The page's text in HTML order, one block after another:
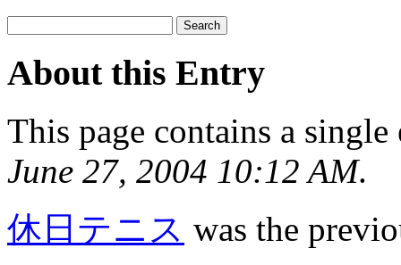
About this Entry
This page contains a
June 27, 2004 10:12 AM.
休日テニス was the